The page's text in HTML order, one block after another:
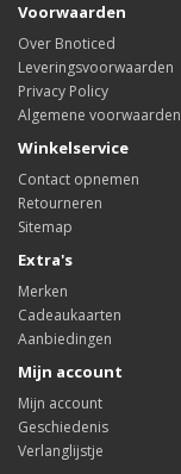
Voorwaarden
Over Bnoticed
Leveringsvoorwaarden
Privacy Policy
Algemene voorwaarden
Winkelservice
Contact opnemen
Retourneren
Sitemap
Extra's
Merken
Cadeaukaarten
Aanbiedingen
Mijn account
Mijn account
Geschiedenis
Verlanglijstje